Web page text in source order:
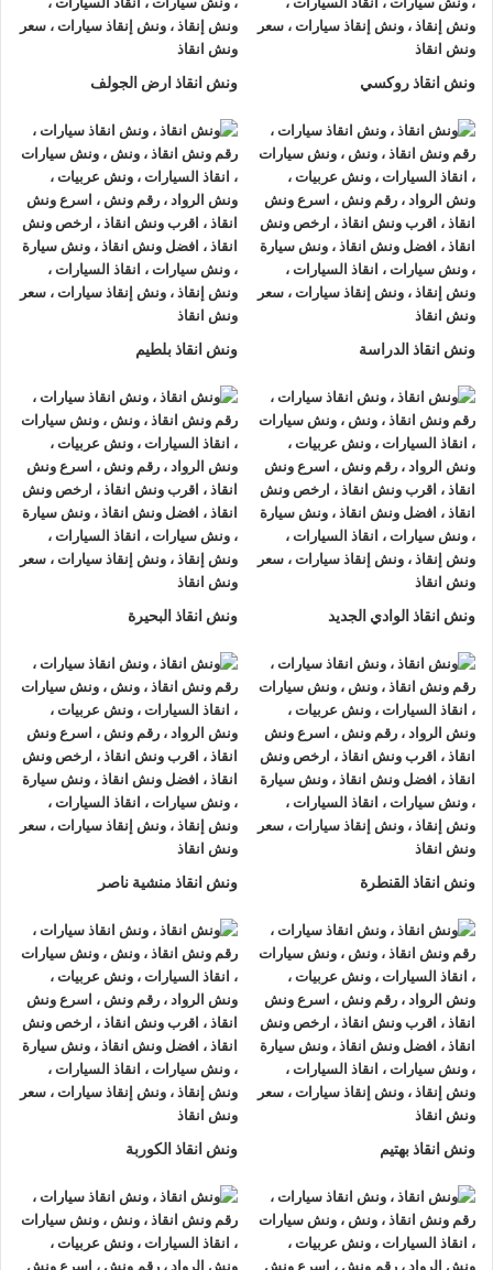
رقم ونش انقاذ سيارات سريع
ما هي مميزات ونش انقاذ الرواد مقارنة بالونشات الأخرى؟
هل خدمة ونش الرواد تعمل على مدار 24 ساعة؟
كيف يمكنني طلب ونش انقاذ بسرعة؟
هل ونش الرواد آمن على هيكل السيارة؟
هل توجد خدمة ونش للسيارات الفارهة أو الثقيلة؟
كم يستغرق وصول ونش الرواد إلى مكان الحادث؟
ما هي أنواع السيارات التي يمكن للونش التعامل معها؟
هل يقدم ونش الرواد خدمات نقل السيارات بعد الحوادث؟
ما تكلفة خدمة ونش انقاذ السيارات؟
هل يمكن الدفع عند الاستلام أم فقط إلكترونيًا؟
هل ونش الرواد مجهز بأحدث المعدات والتقنيات؟
هل يمكن متابعة موقع ونش أثناء وصوله؟
هل خدمة ونش الرواد متاحة لجميع المدن؟
ونش انقاذ الرواد
شركة ونش الرواد هي الرائدة في تقديم خدمات ونش انقاذ الرواد
على أعلى مستوى من الاحترافية والدقة فنحن ندرك تماما أن أعطال
السيارات يمكن أن تحدث في أي وقت وفي أي مكان، ولهذا نحرص
على تجهيز ونش انقاذ الرواد بأحدث المعدات والتقنيات الحديثة
لضمان نقل سيارتك بأمان وسرعة إلى المكان المطلوب سواء كنت
في منتصف الطريق السريع أو داخل المدينة، فإن ونش انقاذ الرواد
جاهز لتقديم الخدمة لك على الفور مع الالتزام بمعايير السلامة
والأمان، خبراؤنا المدربون على أعلى مستوى يضمنون لك تجربة
خدمة مريحة وخالية من القلق.
ارخص ونش انقاذ
المساس بجودة الخدمة أو سرعة الاستجابة فنحن نعلم أن تكاليف
ونش الانقاذ قد تكون عبئا على البعض، لذلك حرصنا على تقديم
أسعار تنافسية تناسب جميع العملاء مع الحفاظ على معايير الأمان
والسلامة.
خدماتنا لا تقتصر على النقل فقط، بل تشمل أيضا فحص السيارة
بشكل أولي وتقديم المشورة للحفاظ على سيارتك من أي أضرار
أفضل قيمة مقابل المال دون أي مفاجآت في التكلفة.
اقرب ونش انقاذ
ونش انقاذ روكسي ونش انقاذ ارض الجولف
ونش انقاذ الدراسة ونش انقاذ بلطيم
ونش انقاذ الوادي الجديد ونش انقاذ البحيرة
ونش انقاذ القنطرة ونش انقاذ منشية ناصر
ونش انقاذ بهتيم ونش انقاذ الكوربة